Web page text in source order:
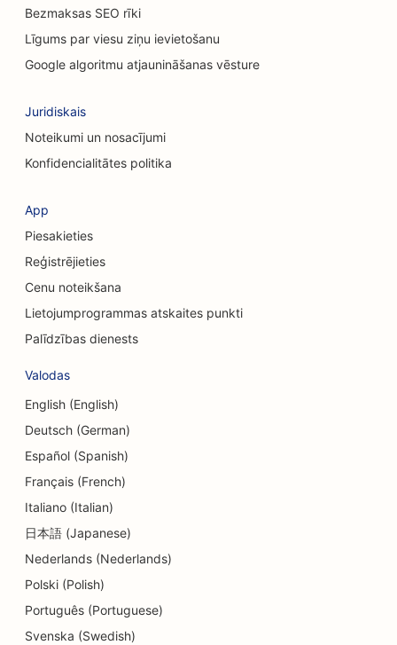
Ķīmiskā pīlinga pakalpojumu SEO
SEO galvaskausa ķirurgiem
SEO kafijas veikaliem
SEO konsultāciju uzņēmumiem
SEO parādu konsultāciju pakalpojumiem
SEO valūtas maiņas pakalpojumiem
SEO deju studijām
SEO dienas aprūpes centriem
SEO kosmētikas ķirurgiem
SEO detalizētiem veikaliem
SEO ēdinātājiem
SEO kēksiņu veikaliem
Bezmaksas SEO rīki
Līgums par viesu ziņu ievietošanu
Google algoritmu atjaunināšanas vēsture
Juridiskais
Noteikumi un nosacījumi
Konfidencialitātes politika
App
Piesakieties
Reģistrējieties
Cenu noteikšana
Lietojumprogrammas atskaites punkti
Palīdzības dienests
Valodas
English (English)
Deutsch (German)
Español (Spanish)
Français (French)
Italiano (Italian)
日本語 (Japanese)
Nederlands (Nederlands)
Polski (Polish)
Português (Portuguese)
Svenska (Swedish)